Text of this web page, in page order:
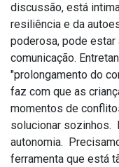
discussão, está
resiliência e da
poderosa, pode
comunicação.
"prolongamento do
faz com que as
momentos de
solucionar sozinhos.
autonomia.
ferramenta que está